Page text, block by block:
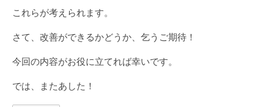
これらが考えられます。
さて、改善ができるかどうか、乞うご期待！
今回の内容がお役に立てれば幸いです。
では、またあした！